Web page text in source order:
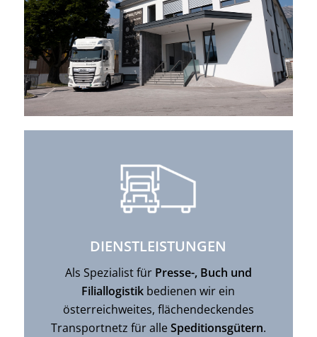
DIENSTLEISTUNGEN
Als Spezialist für Presse-, Buch und
Filiallogistik bedienen wir ein
österreichweites, flächendeckendes
Transportnetz für alleSpeditionsgütern.